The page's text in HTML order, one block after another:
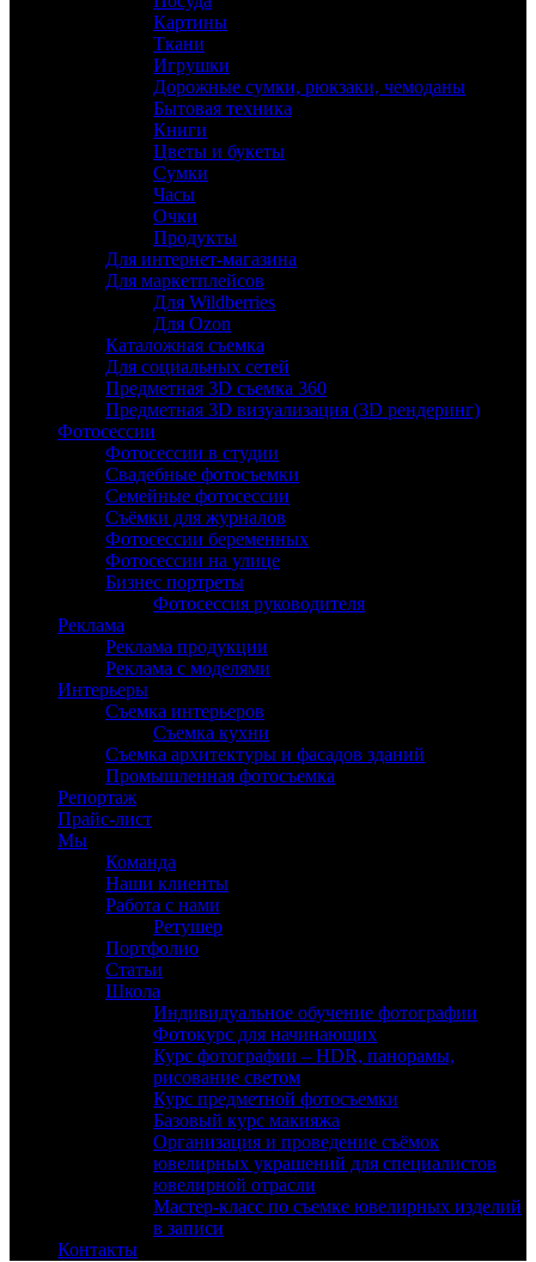
Картины
Ткани
Игрушки
Дорожные сумки, рюкзаки, чемоданы
Бытовая техника
Книги
Цветы и букеты
Сумки
Часы
Очки
Продукты
Для интернет-магазина
Для маркетплейсов
Для Wildberries
Для Ozon
Каталожная съемка
Для социальных сетей
Предметная 3D съемка 360
Предметная 3D визуализация (3D рендеринг)
Фотосессии
Фотосессии в студии
Свадебные фотосъемки
Семейные фотосессии
Съёмки для журналов
Фотосессии беременных
Фотосессии на улице
Бизнес портреты
Фотосессия руководителя
Реклама
Реклама продукции
Реклама с моделями
Интерьеры
Съемка интерьеров
Съемка кухни
Съемка архитектуры и фасадов зданий
Промышленная фотосъемка
Репортаж
Прайс-лист
Мы
Команда
Наши клиенты
Работа с нами
Ретушер
Портфолио
Статьи
Школа
Индивидуальное обучение фотографии
Фотокурс для начинающих
Курс фотографии – HDR, панорамы,
рисование светом
Курс предметной фотосъемки
Базовый курс макияжа
Организация и проведение съёмок
ювелирных украшений для специалистов
ювелирной отрасли
Мастер-класс по съемке ювелирных изделий
в записи
Контакты